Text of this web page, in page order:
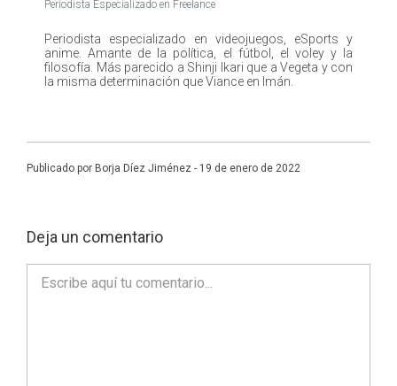
Periodista Especializado en Freelance
Periodista especializado en videojuegos, eSports y
anime. Amante de la política, el fútbol, el voley y la
filosofía. Más parecido a Shinji Ikari que a Vegeta y con
la misma determinación que Viance en Imán.
Publicado por Borja Díez Jiménez - 19 de enero de 2022
Deja un comentario